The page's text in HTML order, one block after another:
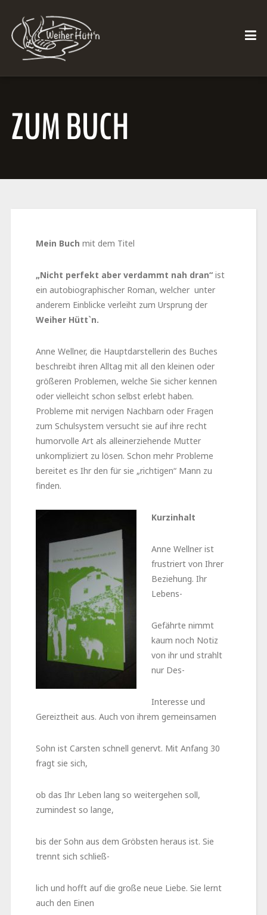
ZUM BUCH
Mein Buch mit dem Titel
„Nicht perfekt aber verdammt nah dran“ist
ein autobiographischer Roman, welcher unter
anderem Einblicke verleiht zum Ursprung der
Weiher Hütt`n.
Anne Wellner, die Hauptdarstellerin des Buches
beschreibt ihren Alltag mit all den kleinen oder
größeren Problemen, welche Sie sicher kennen
oder vielleicht schon selbst erlebt haben.
Probleme mit nervigen Nachbarn oder Fragen
zum Schulsystem versucht sie auf ihre recht
humorvolle Art als alleinerziehende Mutter
unkompliziert zu lösen. Schon mehr Probleme
bereitet es Ihr den für sie „richtigen“ Mann zu
finden.
Kurzinhalt
Anne Wellner ist
frustriert von Ihrer
Beziehung. Ihr
Lebens-
Gefährte nimmt
kaum noch Notiz
von ihr und strahlt
nur Des-
Interesse und
Gereiztheit aus. Auch von ihrem gemeinsamen
Sohn ist Carsten schnell genervt. Mit Anfang 30
fragt sie sich,
ob das Ihr Leben lang so weitergehen soll,
zumindest so lange,
bis der Sohn aus dem Gröbsten heraus ist. Sie
trennt sich schließ-
lich und hofft auf die große neue Liebe. Sie lernt
auch den Einen